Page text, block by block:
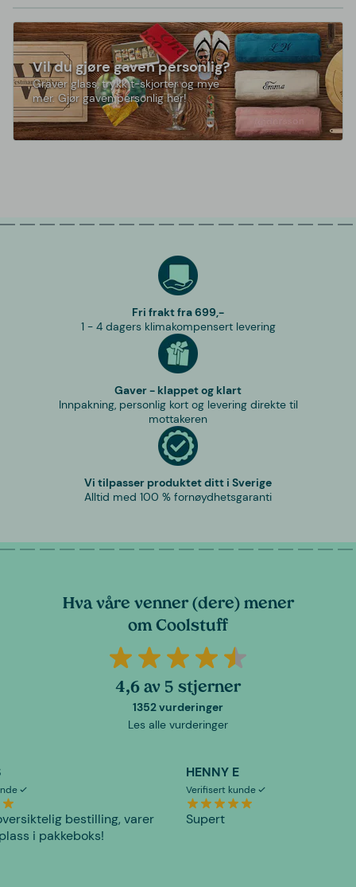
Vil du gjøre gaven personlig?
Graver glass, trykk t-skjorter og mye
mer. Gjør gaven personlig her!
Fri frakt fra 699,-
1 - 4 dagers klimakompensert levering
Gaver - klappet og klart
Innpakning, personlig kort og levering direkte til
mottakeren
Vi tilpasser produktet ditt i Sverige
Alltid med 100 % fornøydhetsgaranti
Hva våre venner (dere) mener
om Coolstuff
4,6 av 5 stjerner
1352 vurderinger
Les alle vurderinger
bestilling, varer
i pakkeboks!
HENNY E
Verifisert kunde
Supert